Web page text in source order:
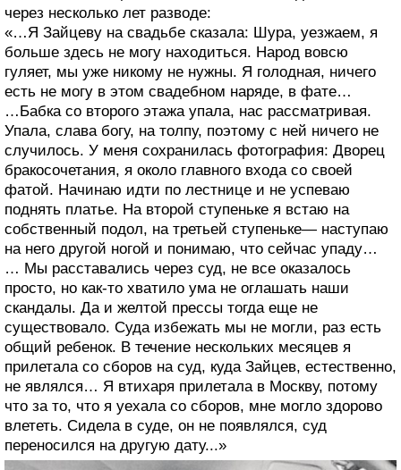
через несколько лет разводе:
«…Я Зайцеву на свадьбе сказала: Шура, уезжаем, я
больше здесь не могу находиться. Народ вовсю
гуляет, мы уже никому не нужны. Я голодная, ничего
есть не могу в этом свадебном наряде, в фате…
…Бабка со второго этажа упала, нас рассматривая.
Упала, слава богу, на толпу, поэтому с ней ничего не
случилось. У меня сохранилась фотография: Дворец
бракосочетания, я около главного входа со своей
фатой. Начинаю идти по лестнице и не успеваю
поднять платье. На второй ступеньке я встаю на
собственный подол, на третьей ступеньке— наступаю
на него другой ногой и понимаю, что сейчас упаду…
… Мы расставались через суд, не все оказалось
просто, но как-то хватило ума не оглашать наши
скандалы. Да и желтой прессы тогда еще не
существовало. Суда избежать мы не могли, раз есть
общий ребенок. В течение нескольких месяцев я
прилетала со сборов на суд, куда Зайцев, естественно,
не являлся… Я втихаря прилетала в Москву, потому
что за то, что я уехала со сборов, мне могло здорово
влететь. Сидела в суде, он не появлялся, суд
переносился на другую дату...»